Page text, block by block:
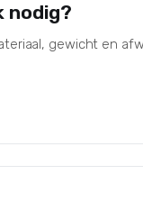
nodig?
gewicht en